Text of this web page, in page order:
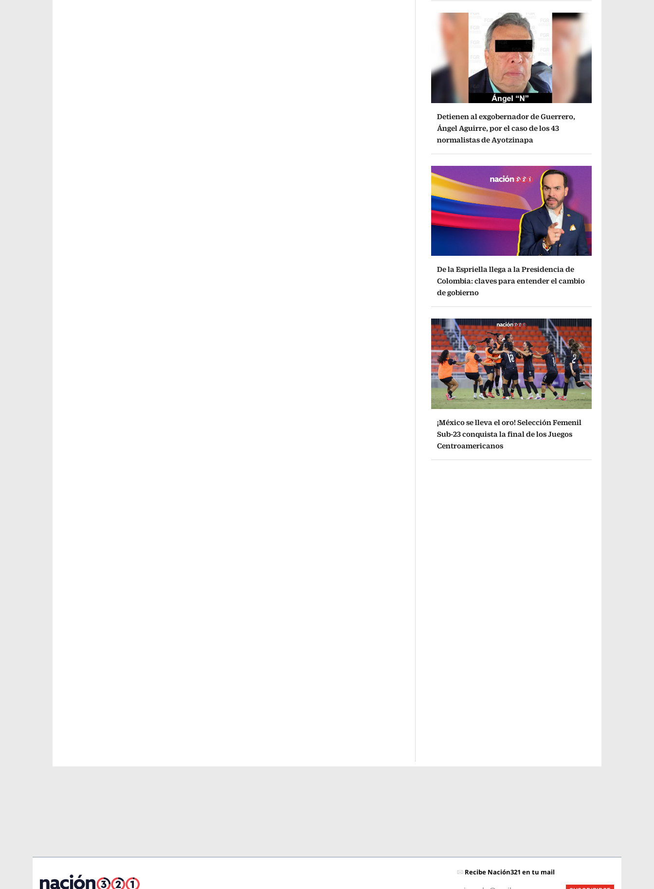
Detienen al exgobernador de Guerrero,
Ángel Aguirre, por el caso de los 43
normalistas de Ayotzinapa
De la Espriella llega a la Presidencia de
Colombia: claves para entender el cambio
de gobierno
¡México se lleva el oro! Selección Femenil
Sub-23 conquista la final de los Juegos
Centroamericanos
Recibe Nación321 en tu mail